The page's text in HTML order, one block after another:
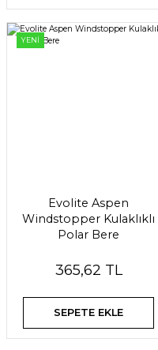
YENİ
Evolite Aspen
Windstopper Kulaklıklı
Polar Bere
365,62 TL
SEPETE EKLE